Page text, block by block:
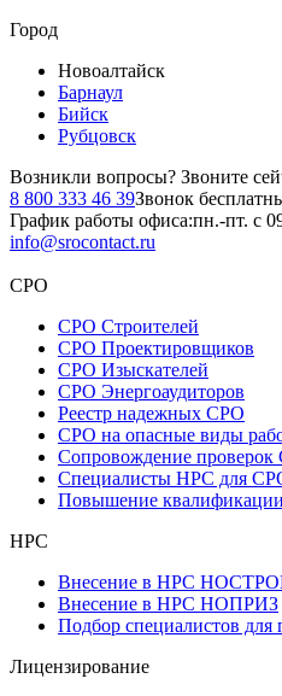
Город
Новоалтайск
Барнаул
Бийск
Рубцовск
Возникли вопросы? Звоните
8 800 333 46 39Звонок
График работы офиса:пн.-пт. с
info@srocontact.ru
СРО
СРО Строителей
СРО Проектировщиков
СРО Изыскателей
СРО Энергоаудиторов
Реестр надежных СРО
СРО на опасные виды
Сопровождение
Специалисты НРС для
Повышение
НРС
Внесение в НРС
Внесение в НРС НОПРИЗ
Подбор специалистов
Лицензирование